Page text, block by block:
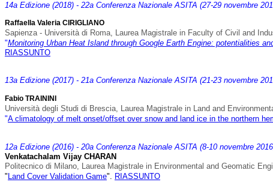
14a Edizione (2018) - 22a Conferenza Nazionale ASITA (27-29 novembre
Raffaella Valeria CIRIGLIANO
Sapienza - Università di Roma, Laurea Magistrale in Faculty of Civil and
"Monitoring Urban Heat Island through Google Earth Engine: potentialities
RIASSUNTO
13a Edizione (2017) - 21a Conferenza Nazionale ASITA (21-23 novembre
Fabio TRAININI
Università degli Studi di Brescia, Laurea Magistrale in Land and
"A climatology of melt onset/offset over snow and land ice in the northern
12a Edizione (2016) - 20a Conferenza Nazionale ASITA (8-10 novembre
Venkatachalam Vijay CHARAN
Politecnico di Milano, Laurea Magistrale in Environmental and Geomatic
" Land Cover Validation Game". RIASSUNTO